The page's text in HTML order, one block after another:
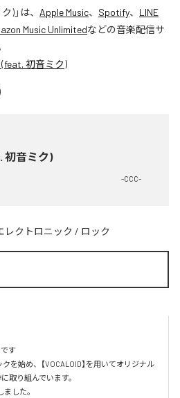
ク)」は、 Apple Music、 Spotify、 LINE
Music Unlimitedなどの音楽配信サ
初音ミク)
初音ミク)
-CCC-
レクトロニック / ロック
です
を始め、【VOCALOID】を用いてオリジナル
取り組んでいます。
ました。